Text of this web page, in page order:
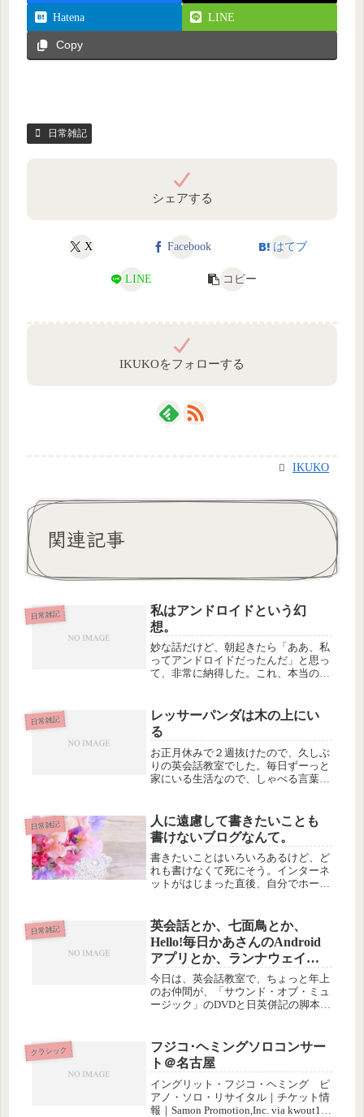
Hatena LINE
Copy
日常雑記
シェアする
X Facebook はてブ
LINE コピー
IKUKOをフォローする
IKUKO
関連記事
日常雑記
私はアンドロイドという幻
想。
妙な話だけど、朝起きたら「ああ、私
ってアンドロイドだったんだ」と思っ
て、非常に納得した。これ、本当の
ってるとすごく責任が重すぎて、疲れ
てしまうのだ。突き詰めて考えると、
私は...
日常雑記
レッサーパンダは木の上にい
る
お正月休みで２週抜けたので、久しぶ
りの英会話教室でした。毎日ずーっと
家にいる生活なので、しゃべる言葉が
上にいる、というのは on the tree じ
ゃなくて in t...
日常雑記
人に遠慮して書きたいことも
書けないブログなんて。
書きたいことはいろいろあるけど、ど
れも書けなくて死にそう。インターネ
ットがはじまった直後、自分でホーム
り、してたとき、直接の知り合いはほ
とんどいなくて、見知らぬ人同士だっ
た...
日常雑記
英会話とか、七面鳥とか、
Hello!毎日かあさんのAndroid
アプリとか、ランナウェイと
か、カーネーションとかの話
今日は、英会話教室で、ちょっと年上
のお仲間が、「サウンド・オブ・ミュ
ージック」のDVDと日英併記の脚本を
そうなので、じっくり見てみようと思
います。ちなみにこの「サウンド・
オ...
クラシック
フジコ･ヘミングソロコンサー
ト＠名古屋
イングリット・フジコ・ヘミング ピ
アノ・ソロ・リサイタル｜チケット情
報｜Samon Promotion,Inc. via kwout12